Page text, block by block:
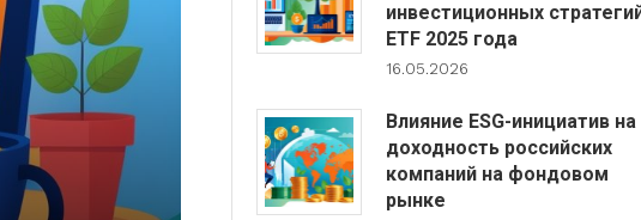
инвестиционных
ETF 2025 года
16.05.2026
Влияние ESG-инициатив на
доходность российских
компаний на фондовом
рынке